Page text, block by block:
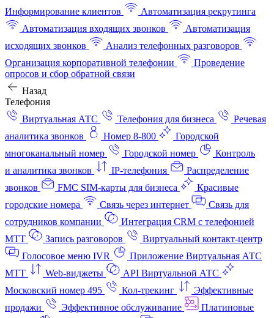
Информирование клиентов
Автоматизация рекрутинга
Автоматизация входящих звонков
Автоматизация
исходящих звонков
Анализ телефонных разговоров
Организация корпоративной телефонии
Проведение
опросов и сбор обратной связи
Назад
Телефония
Виртуальная АТС
Телефония для бизнеса
Речевая
аналитика звонков
Номер 8-800
Городской
многоканальный номер
Городской номер
Контроль
и аналитика звонков
IP-телефония
Распределение
звонков
FMC SIM-карты для бизнеса
Красивые
городские номера
Связь через интернет
Связь для
сотрудников компании
Интеграция CRM с телефонией
МТТ
Запись разговоров
Виртуальный контакт‑центр
Голосовое меню IVR
Приложение Виртуальная АТС
МТТ
Web-виджеты
API Виртуальной АТС
Московский номер 495
Кол-трекинг
Эффективные
продажи
Эффективное обслуживание
Платиновые